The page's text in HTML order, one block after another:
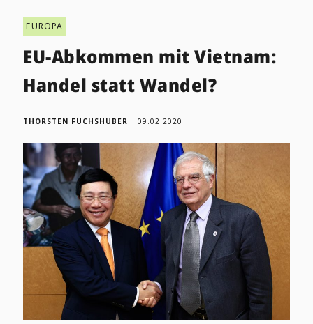
EUROPA
EU-Abkommen mit Vietnam:
Handel statt Wandel?
THORSTEN FUCHSHUBER 09.02.2020